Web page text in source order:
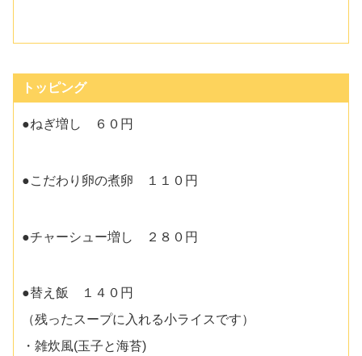
トッピング
●ねぎ増し ６０円
●こだわり卵の煮卵 １１０円
●チャーシュー増し ２８０円
●替え飯 １４０円
（残ったスープに入れる小ライスです）
・雑炊風(玉子と海苔)